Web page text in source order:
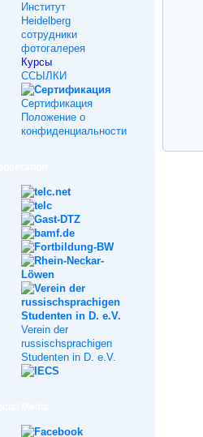
Институт
Heidelberg
сотрудники
фотогалерея
Курсы
ССЫЛКИ
Cертификация
Положение о
конфиденциальности
Verein der
russischsprachigen
Studenten in D. e.V.